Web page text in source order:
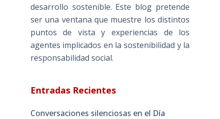
desarrollo sostenible. Este blog pretende
ser una ventana que muestre los distintos
puntos de vista y experiencias de los
agentes implicados en la sostenibilidad y la
responsabilidad social.
Entradas Recientes
Conversaciones silenciosas en el Día